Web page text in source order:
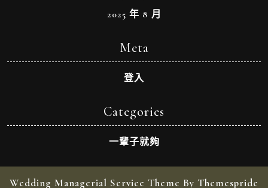
2025 年 8 月
Meta
登入
Categories
一輩子就夠
Wedding Managerial Service Theme By Themespride